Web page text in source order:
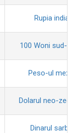
Rupia
100 Woni sud-
Peso-ul
Dolarul neo-
Dinarul